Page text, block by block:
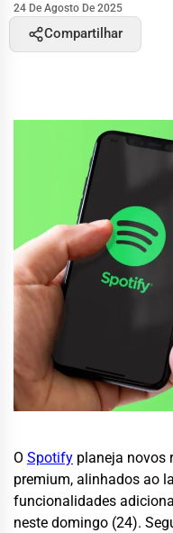
24 De Agosto De 2025
Compartilhar
O Spotify planeja novos
premium, alinhados ao
funcionalidades
neste domingo (24).